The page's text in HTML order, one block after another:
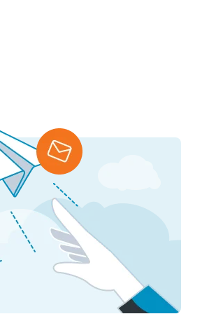
van het tafelkrijtbord voor je op
gasten. We verkopen daarnaast
tovert. We hebben naast deze
te maken voor je bedrijf.